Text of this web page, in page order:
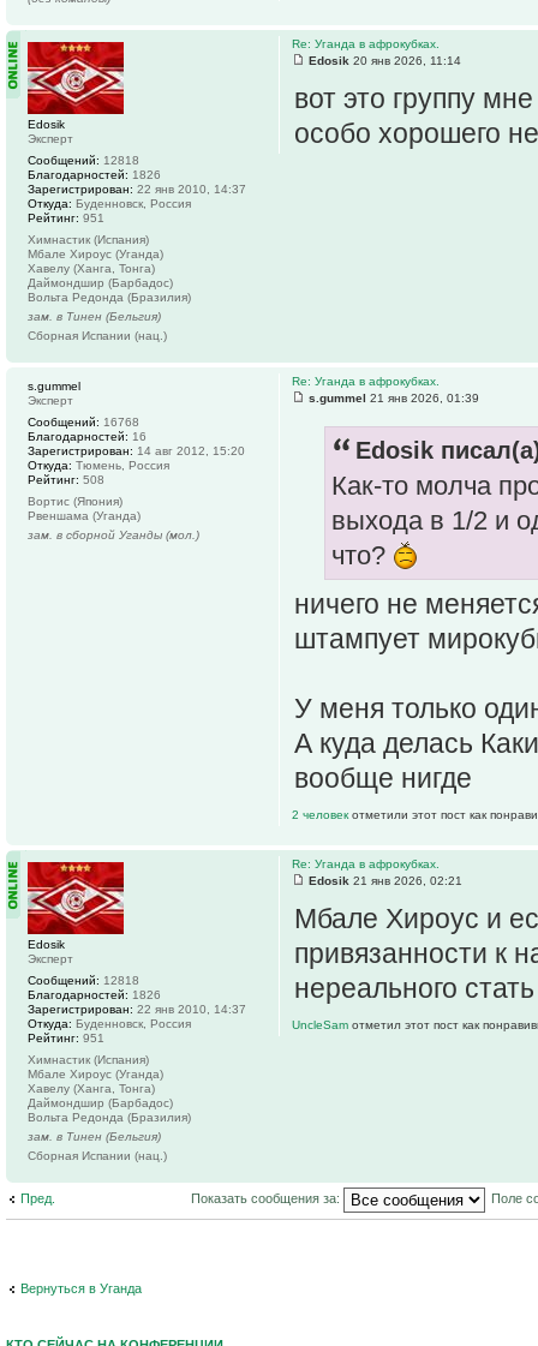
Re: Уганда в афрокубках.
Edosik 20 янв 2026, 11:14
вот это группу
особо хорошего
Edosik
Эксперт
Сообщений: 12818
Благодарностей: 1826
Зарегистрирован: 22 янв 2010, 14:37
Откуда: Буденновск, Россия
Рейтинг: 951
Химнастик (Испания)
Мбале Хироус (Уганда)
Хавелу (Ханга, Тонга)
Даймондшир (Барбадос)
Вольта Редонда (Бразилия)
зам. в Тинен (Бельгия)
Сборная Испании (нац.)
Re: Уганда в афрокубках.
s.gummel 21 янв 2026, 01:39
Edosik
Как-то молча
выхода в 1/2 и
что?
ничего не
штампует
У меня только
А куда делась
вообще нигде
2 человек отметили этот пост как
s.gummel
Эксперт
Сообщений: 16768
Благодарностей: 16
Зарегистрирован: 14 авг 2012, 15:20
Откуда: Тюмень, Россия
Рейтинг: 508
Вортис (Япония)
Рвеншама (Уганда)
зам. в сборной Уганды (мол.)
Re: Уганда в афрокубках.
Edosik 21 янв 2026, 02:21
Мбале Хироус и
привязанности к
нереального
UncleSam отметил этот пост как
Edosik
Эксперт
Сообщений: 12818
Благодарностей: 1826
Зарегистрирован: 22 янв 2010, 14:37
Откуда: Буденновск, Россия
Рейтинг: 951
Химнастик (Испания)
Мбале Хироус (Уганда)
Хавелу (Ханга, Тонга)
Даймондшир (Барбадос)
Вольта Редонда (Бразилия)
зам. в Тинен (Бельгия)
Сборная Испании (нац.)
Пред. Показать сообщения за: Поле
Вернуться в Уганда